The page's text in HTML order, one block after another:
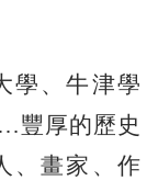
學、牛津學
豐厚的歷史
、畫家、作